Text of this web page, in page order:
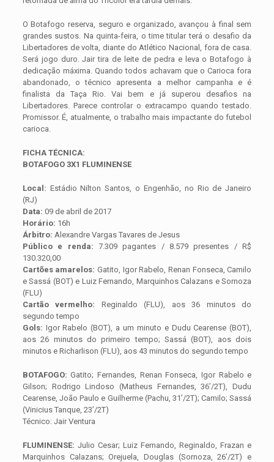
O Botafogo reserva, seguro e organizado, avançou à final sem
grandes sustos. Na quinta-feira, o time titular terá o desafio da
Libertadores de volta, diante do Atlético Nacional, fora de casa.
Será jogo duro. Jair tira de leite de pedra e leva o Botafogo à
dedicação máxima. Quando todos achavam que o Carioca fora
abandonado, o técnico apresenta a melhor campanha e é
finalista da Taça Rio. Vai bem e já superou desafios na
Libertadores. Parece controlar o extracampo quando testado.
Promissor. É, atualmente, o trabalho mais impactante do futebol
carioca.
FICHA TÉCNICA:
BOTAFOGO 3X1 FLUMINENSE
Local: Estádio Nilton Santos, o Engenhão, no Rio de Janeiro
(RJ)
Data: 09 de abril de 2017
Horário: 16h
Árbitro: Alexandre Vargas Tavares de Jesus
Público e renda: 7.309 pagantes / 8.579 presentes / R$
130.320,00
Cartões amarelos: Gatito, Igor Rabelo, Renan Fonseca, Camilo
e Sassá (BOT) e Luiz Fernando, Marquinhos Calazans e Sornoza
(FLU)
Cartão vermelho: Reginaldo (FLU), aos 36 minutos do
segundo tempo
Gols: Igor Rabelo (BOT), a um minuto e Dudu Cearense (BOT),
aos 26 minutos do primeiro tempo; Sassá (BOT), aos dois
minutos e Richarlison (FLU), aos 43 minutos do segundo tempo
BOTAFOGO: Gatito; Fernandes, Renan Fonseca, Igor Rabelo e
Gilson; Rodrigo Lindoso (Matheus Fernandes, 36’/2T), Dudu
Cearense, João Paulo e Guilherme (Pachu, 31’/2T); Camilo; Sassá
(Vinicius Tanque, 23’/2T)
Técnico: Jair Ventura
FLUMINENSE: Julio Cesar; Luiz Fernando, Reginaldo, Frazan e
Marquinhos Calazans; Orejuela, Douglas (Sornoza, 26’/2T) e